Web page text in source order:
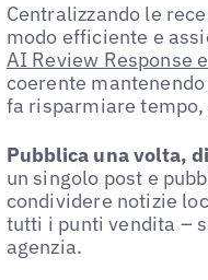
Centralizzando le
modo efficiente e
AI Review Response
coerente
fa risparmiare tempo,
Pubblica una volta,
un singolo post e
condividere notizie
tutti i punti vendita –
agenzia.